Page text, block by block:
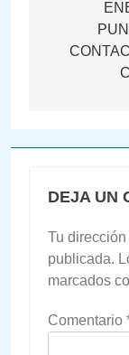
DEJA UN
Tu
publicada.
marcados
Comentario